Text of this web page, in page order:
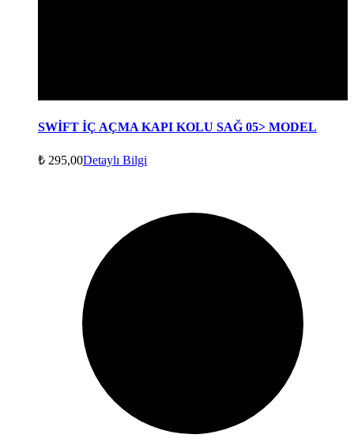
SWİFT İÇ AÇMA KAPI KOLU SAĞ 05> MODEL
₺ 295,00Detaylı Bilgi